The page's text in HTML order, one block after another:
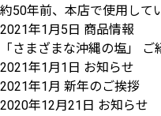
約50年前、本店で使用して
2021年1月5日 商品情報
「さまざまな沖縄の塩」 ご
2021年1月1日 お知らせ
2021年1月 新年のご挨拶
2020年12月21日 お知らせ